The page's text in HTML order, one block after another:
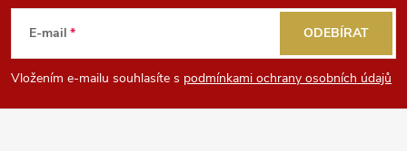
p
E-mail
Vložením e-mailu souhlasíte s podmínkami ochrany osobních údajů
ODEBÍRAT